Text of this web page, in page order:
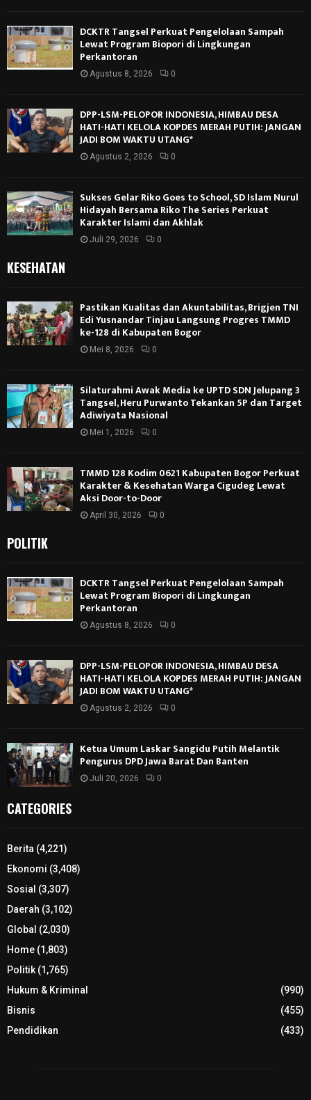
DCKTR Tangsel Perkuat Pengelolaan Sampah
Lewat Program Biopori di Lingkungan
Perkantoran
Agustus 8, 2026 0
DPP-LSM-PELOPOR INDONESIA, HIMBAU DESA
HATI-HATI KELOLA KOPDES MERAH PUTIH: JANGAN
JADI BOM WAKTU UTANG*
Agustus 2, 2026 0
Sukses Gelar Riko Goes to School, SD Islam Nurul
Hidayah Bersama Riko The Series Perkuat
Karakter Islami dan Akhlak
Juli 29, 2026 0
KESEHATAN
Pastikan Kualitas dan Akuntabilitas, Brigjen TNI
Edi Yusnandar Tinjau Langsung Progres TMMD
ke-128 di Kabupaten Bogor
Mei 8, 2026 0
Silaturahmi Awak Media ke UPTD SDN Jelupang 3
Tangsel, Heru Purwanto Tekankan 5P dan Target
Adiwiyata Nasional
Mei 1, 2026 0
TMMD 128 Kodim 0621 Kabupaten Bogor Perkuat
Karakter & Kesehatan Warga Cigudeg Lewat
Aksi Door-to-Door
April 30, 2026 0
POLITIK
DCKTR Tangsel Perkuat Pengelolaan Sampah
Lewat Program Biopori di Lingkungan
Perkantoran
Agustus 8, 2026 0
DPP-LSM-PELOPOR INDONESIA, HIMBAU DESA
HATI-HATI KELOLA KOPDES MERAH PUTIH: JANGAN
JADI BOM WAKTU UTANG*
Agustus 2, 2026 0
Ketua Umum Laskar Sangidu Putih Melantik
Pengurus DPD Jawa Barat Dan Banten
Juli 20, 2026 0
CATEGORIES
Berita (4,221)
Ekonomi (3,408)
Sosial (3,307)
Daerah (3,102)
Global (2,030)
Home (1,803)
Politik(1,765)
Hukum & Kriminal
(990)
Bisnis
(455)
Pendidikan
(433)